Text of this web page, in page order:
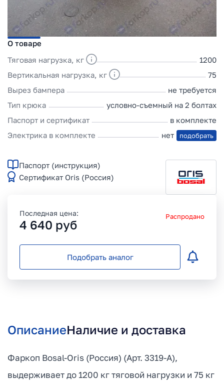
О товаре
Тяговая нагрузка, кг
1200
Вертикальная нагрузка, кг
75
Вырез бампера
не требуется
Тип крюка
условно-съемный на 2 болтах
Паспорт и сертификат
в комплекте
Электрика в комплекте
нет подобрать
Паспорт (инструкция)
Сертификат Oris (Россия)
Последная цена:
4 640 руб
Распродано
Подобрать аналог
ОписаниеНаличие и доставка
Фаркоп Bosal-Oris (Россия) (Арт. 3319-A),
выдерживает до 1200 кг тяговой нагрузки и 75 кг